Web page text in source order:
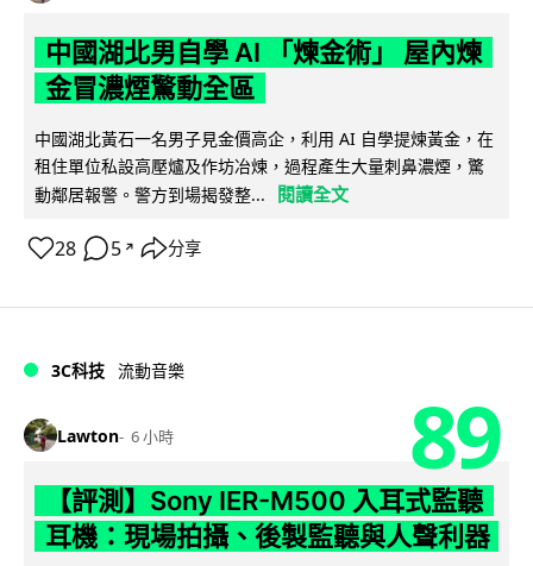
中國湖北男自學 AI 「煉金術」 屋內煉
金冒濃煙驚動全區
中國湖北黃石一名男子見金價高企，利用 AI 自學提煉黃金，在
租住單位私設高壓爐及作坊冶煉，過程產生大量刺鼻濃煙，驚
動鄰居報警。警方到場揭發整...
閱讀全文
28 5 ↗ 分享
3C科技 流動音樂
Lawton 6 小時 89
【評測】Sony IER-M500 入耳式監聽
耳機：現場拍攝、後製監聽與人聲利器